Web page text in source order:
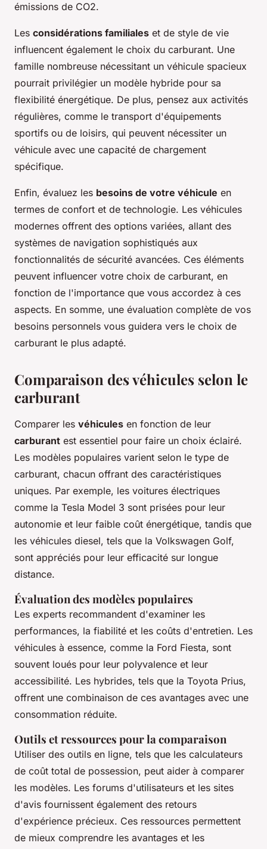
émissions de CO2.
Les considérations familiales et de style de vie
influencent également le choix du carburant. Une
famille nombreuse nécessitant un véhicule spacieux
pourrait privilégier un modèle hybride pour sa
flexibilité énergétique. De plus, pensez aux activités
régulières, comme le transport d'équipements
sportifs ou de loisirs, qui peuvent nécessiter un
véhicule avec une capacité de chargement
spécifique.
Enfin, évaluez les besoins de votre véhicule en
termes de confort et de technologie. Les véhicules
modernes offrent des options variées, allant des
systèmes de navigation sophistiqués aux
fonctionnalités de sécurité avancées. Ces éléments
peuvent influencer votre choix de carburant, en
fonction de l'importance que vous accordez à ces
aspects. En somme, une évaluation complète de vos
besoins personnels vous guidera vers le choix de
carburant le plus adapté.
Comparaison des véhicules selon le
carburant
Comparer les véhicules en fonction de leur
carburant est essentiel pour faire un choix éclairé.
Les modèles populaires varient selon le type de
carburant, chacun offrant des caractéristiques
uniques. Par exemple, les voitures électriques
comme la Tesla Model 3 sont prisées pour leur
autonomie et leur faible coût énergétique, tandis que
les véhicules diesel, tels que la Volkswagen Golf,
sont appréciés pour leur efficacité sur longue
distance.
Évaluation des modèles populaires
Les experts recommandent d'examiner les
performances, la fiabilité et les coûts d'entretien. Les
véhicules à essence, comme la Ford Fiesta, sont
souvent loués pour leur polyvalence et leur
accessibilité. Les hybrides, tels que la Toyota Prius,
offrent une combinaison de ces avantages avec une
consommation réduite.
Outils et ressources pour la comparaison
Utiliser des outils en ligne, tels que les calculateurs
de coût total de possession, peut aider à comparer
les modèles. Les forums d'utilisateurs et les sites
d'avis fournissent également des retours
d'expérience précieux. Ces ressources permettent
de mieux comprendre les avantages et les